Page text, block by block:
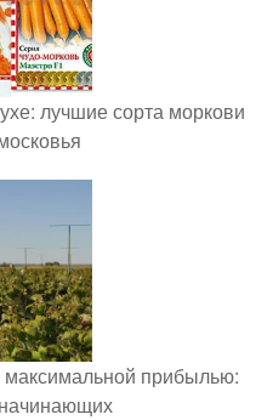
лучшие сорта моркови
прибылью: